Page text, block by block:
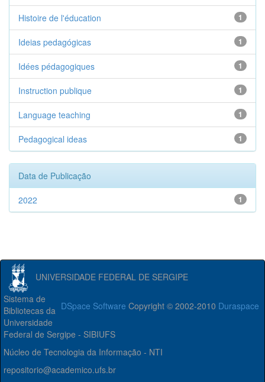
1
Histoire de l'éducation
1
Ideias pedagógicas
1
Idées pédagogiques
1
Instruction publique
1
Language teaching
1
Pedagogical ideas
Data de Publicação
1
2022
UNIVERSIDADE FEDERAL DE SERGIPE
DSpace Software Copyright © 2002-2010 Duraspace
Sistema de
Bibliotecas da
Universidade
Federal de Sergipe - SIBIUFS
Núcleo de Tecnologia da Informação - NTI
repositorio@academico.ufs.br